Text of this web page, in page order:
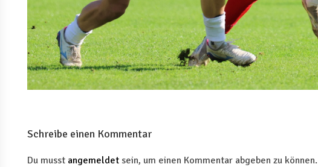
Schreibe einen Kommentar
Du musst angemeldet sein, um einen Kommentar abgeben zu können.